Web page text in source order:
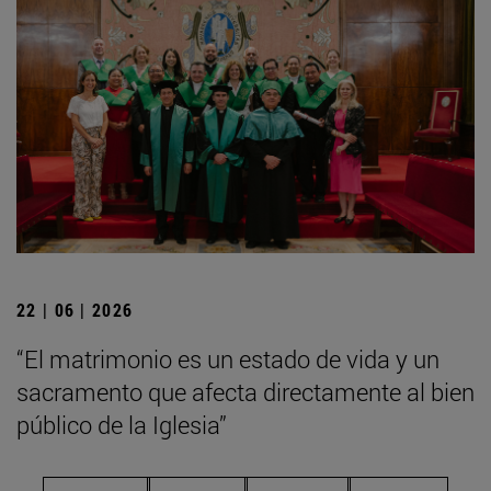
22 | 06 | 2026
“El matrimonio es un estado de vida y un
sacramento que afecta directamente al bien
público de la Iglesia”